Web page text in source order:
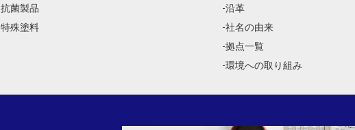
抗菌製品
特殊塗料
沿革
社名の由来
拠点一覧
環境への取り組み